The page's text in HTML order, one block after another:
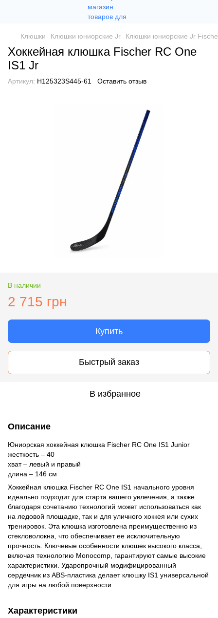
Клюшки Клюшки юниорские Jr Клюшки юниорские Jr
Хоккейная клюшка Fischer RC One
IS1 Jr
Артикул: H125323S445-61 Оставить отзыв
В наличии
2 715 грн
Купить
Быстрый заказ
В избранное
Описание
Юниорская хоккейная клюшка Fischer RC One IS1 Junior
жесткость – 40
хват – левый и правый
длина – 146 см
Хоккейная клюшка Fischer RC One IS1 начального уровня
идеально подходит для старта вашего увлечения, а также
благодаря сочетанию технологий может использоваться как
на ледовой площадке, так и для уличного хоккея или сухих
тренировок. Эта клюшка изготовлена ​​преимущественно из
стекловолокна, что обеспечивает ее исключительную
прочность. Ключевые особенности клюшек высокого класса,
включая технологию Monocomp, гарантируют самые высокие
характеристики. Ударопрочный модифицированный
сердечник из ABS-пластика делает клюшку IS1 универсальной
для игры на любой поверхности.
Характеристики